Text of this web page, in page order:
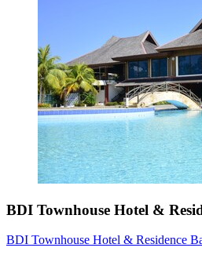
BDI Townhouse Hotel &
BDI Townhouse Hotel & Residence